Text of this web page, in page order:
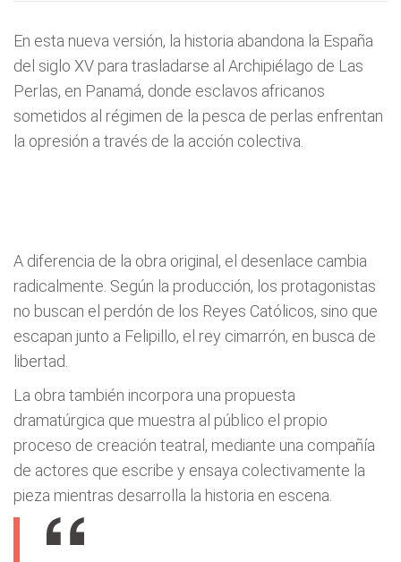
En esta nueva versión, la historia abandona la España
del siglo XV para trasladarse al Archipiélago de Las
Perlas, en Panamá, donde esclavos africanos
sometidos al régimen de la pesca de perlas enfrentan
la opresión a través de la acción colectiva.
A diferencia de la obra original, el desenlace cambia
radicalmente. Según la producción, los protagonistas
no buscan el perdón de los Reyes Católicos, sino que
escapan junto a Felipillo, el rey cimarrón, en busca de
libertad.
La obra también incorpora una propuesta
dramatúrgica que muestra al público el propio
proceso de creación teatral, mediante una compañía
de actores que escribe y ensaya colectivamente la
pieza mientras desarrolla la historia en escena.